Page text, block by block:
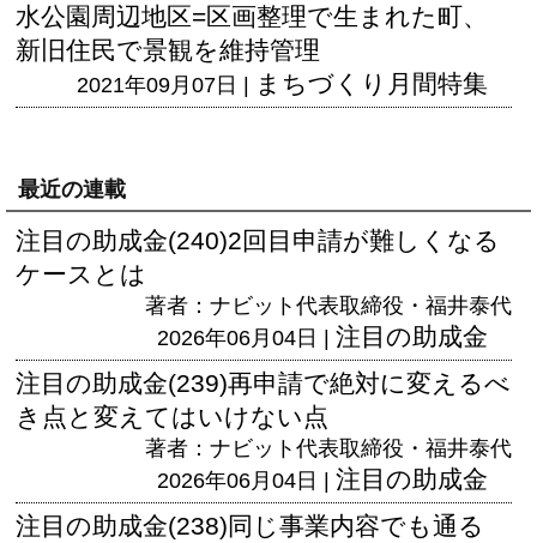
水公園周辺地区=区画整理で生まれた町、
新旧住民で景観を維持管理
2021年09月07日 | まちづくり月間特集
最近の連載
注目の助成金(240)2回目申請が難しくなる
ケースとは
著者：ナビット代表取締役・福井泰代
2026年06月04日 | 注目の助成金
注目の助成金(239)再申請で絶対に変えるべ
き点と変えてはいけない点
著者：ナビット代表取締役・福井泰代
2026年06月04日 | 注目の助成金
注目の助成金(238)同じ事業内容でも通る